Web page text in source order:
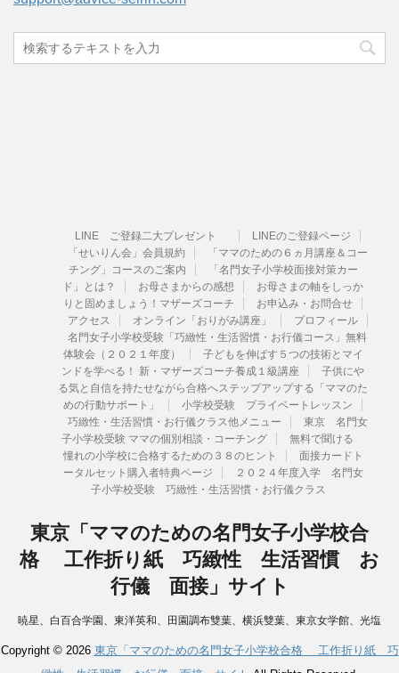
LINE ご登録二大プレゼント
LINEのご登録ページ
「せいりん会」会員規約
「ママのための６ヵ月講座＆コー
チング」コースのご案内
「名門女子小学校面接対策カー
ド」とは？
お母さまからの感想
お母さまの軸をしっか
りと固めましょう！マザーズコーチ
お申込み・お問合せ
アクセス
オンライン「おりがみ講座」
プロフィール
名門女子小学校受験「巧緻性・生活習慣・お行儀コース」無料
体験会（２０２１年度）
子どもを伸ばす５つの技術とマイ
ンドを学べる！ 新・マザーズコーチ養成１級講座
子供にや
る気と自信を持たせながら合格へステップアップする「ママのた
めの行動サポート」
小学校受験 プライベートレッスン
巧緻性・生活習慣・お行儀クラス他メニュー
東京 名門女
子小学校受験 ママの個別相談・コーチング
無料で聞ける
憧れの小学校に合格するための３８のヒント
面接カードト
ータルセット購入者特典ページ
２０２４年度入学 名門女
子小学校受験 巧緻性・生活習慣・お行儀クラス
東京「ママのための名門女子小学校合
格 工作折り紙 巧緻性 生活習慣 お
行儀 面接」サイト
暁星、白百合学園、東洋英和、田園調布雙葉、横浜雙葉、東京女学館、光塩
女子学院、湘南白百合学園、洗足学園、カリタス、聖ヨゼフ学園、国府台、
森村学園等合格へ導いた
Copyright © 2026 東京「ママのための名門女子小学校合格 工作折り紙 巧